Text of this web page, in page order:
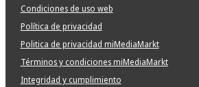
Condiciones de uso web
Política de privacidad
Politica de privacidad miMediaMarkt
Términos y condiciones miMediaMarkt
Integridad y cumplimiento